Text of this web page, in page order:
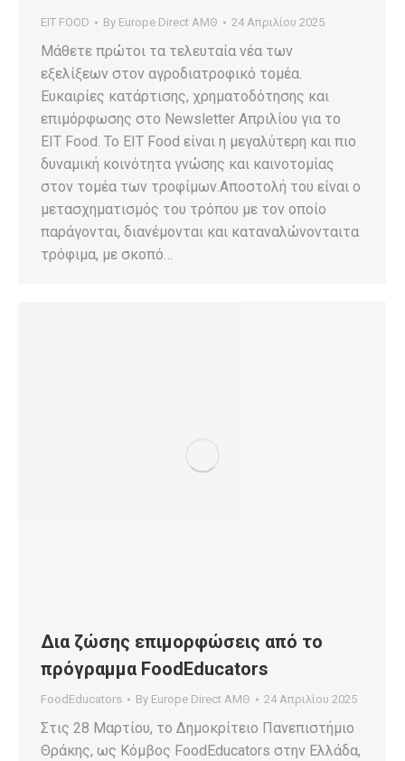
EIT FOOD By Europe Direct ΑΜΘ 24 Απριλίου 2025
Μάθετε πρώτοι τα τελευταία νέα των
εξελίξεων στον αγροδιατροφικό τομέα.
Ευκαιρίες κατάρτισης, χρηματοδότησης και
επιμόρφωσης στο Newsletter Απριλίου για το
EIT Food. Το EIT Food είναι η μεγαλύτερη και πιο
δυναμική κοινότητα γνώσης και καινοτομίας
στον τομέα των τροφίμων.Αποστολή του είναι ο
μετασχηματισμός του τρόπου με τον οποίο
παράγονται, διανέμονται και καταναλώνονταιτα
τρόφιμα, με σκοπό…
Δια ζώσης επιμορφώσεις από το
πρόγραμμα FoodEducators
FoodEducators By Europe Direct ΑΜΘ 24 Απριλίου 2025
Στις 28 Μαρτίου, το Δημοκρίτειο Πανεπιστήμιο
Θράκης, ως Κόμβος FoodEducators στην Ελλάδα,